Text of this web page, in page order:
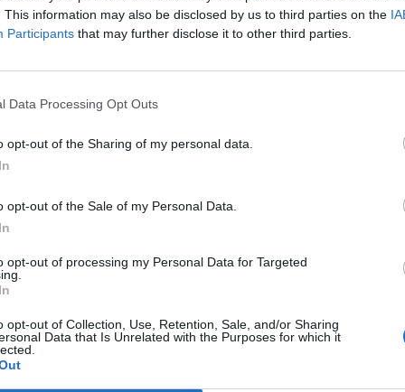
This information may also be disclosed by us to third parties on the
Participants that may further disclose it to other third parties.
Data Processing Opt Outs
opt-out of the Sharing of my personal data.
opt-out of the Sale of my Personal Data.
opt-out of processing my Personal Data for Targeted
opt-out of Collection, Use, Retention, Sale, and/or Sharing
Data that Is Unrelated with the Purposes for which it
E, in cuor loro, di restarlo per sempre.
Trump, Meloni e la strategia